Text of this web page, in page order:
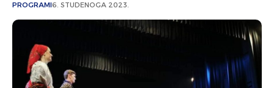
PROGRAMI6. STUDENOGA 2023.